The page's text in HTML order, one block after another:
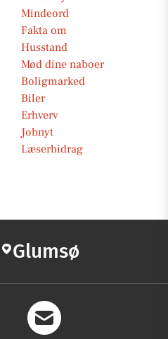
Mindeord
Fakta om
Husstand
Mød dine naboer
Boligmarked
Biler
Erhverv
Jobnyt
Læserbidrag
Glumsø